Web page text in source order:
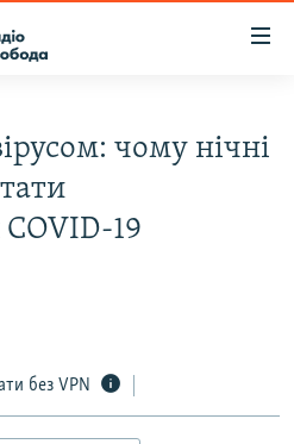
чому нічні
19
без VPN